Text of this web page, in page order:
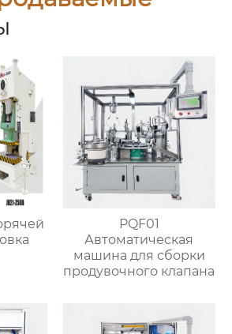
PQF01
Автоматическая
машина для сборки
продувочного клапана